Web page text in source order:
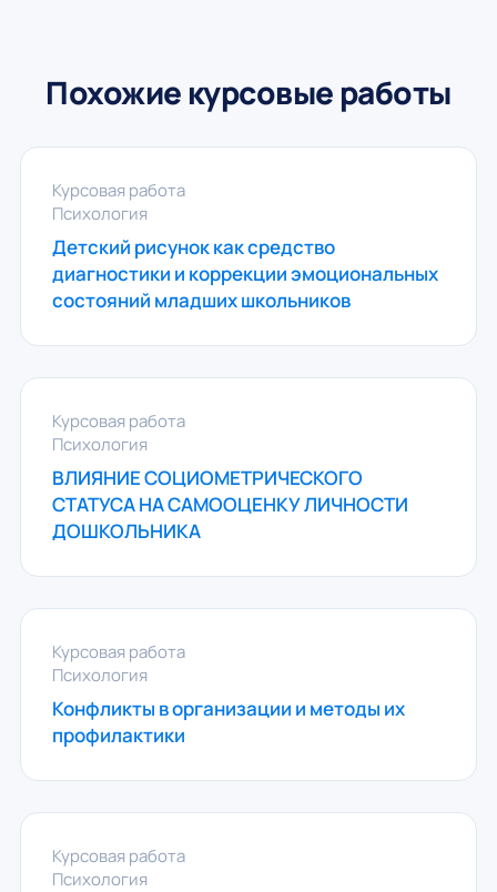
Похожие курсовые работы
Курсовая работа
Психология
Детский рисунок как средство
диагностики и коррекции эмоциональных
состояний младших школьников
Курсовая работа
Психология
ВЛИЯНИЕ СОЦИОМЕТРИЧЕСКОГО
СТАТУСА НА САМООЦЕНКУ ЛИЧНОСТИ
ДОШКОЛЬНИКА
Курсовая работа
Психология
Конфликты в организации и методы их
профилактики
Курсовая работа
Психология